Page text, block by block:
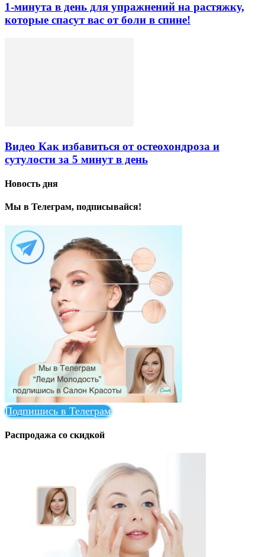
1-минута в день для упражнений на растяжку,
которые спасут вас от боли в спине!
Видео Как избавиться от остеохондроза и
сутулости за 5 минут в день
Новость дня
Мы в Телеграм, подписывайся!
Подпишись в Телеграм
Распродажа со скидкой